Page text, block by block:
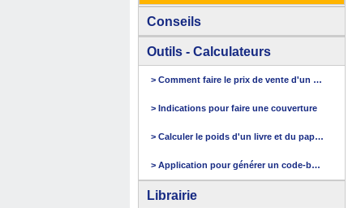
Conseils
Outils - Calculateurs
> Comment faire le prix de vente d'un livre
> Indications pour faire une couverture
> Calculer le poids d'un livre et du papier
> Application pour générer un code-barres
Librairie